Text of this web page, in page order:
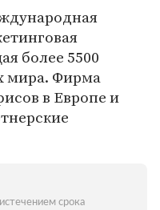
более 5500
мира. Фирма
в Европе и
срока